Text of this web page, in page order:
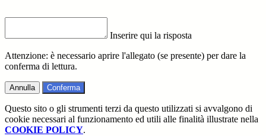
Inserire qui la risposta
Attenzione: è necessario aprire l'allegato (se presente) per dare la
conferma di lettura.
Annulla Conferma
Questo sito o gli strumenti terzi da questo utilizzati si avvalgono di
cookie necessari al funzionamento ed utili alle finalità illustrate nella
COOKIE POLICY.